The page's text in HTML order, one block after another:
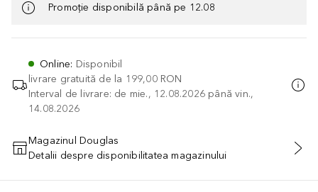
Promoție disponibilă până pe 12.08
Online: Disponibil
livrare gratuită de la 199,00 RON
Interval de livrare: de mie., 12.08.2026 până vin.,
14.08.2026
ADĂUGAȚI ÎN COŞ
Magazinul Douglas
Detalii despre disponibilitatea magazinului